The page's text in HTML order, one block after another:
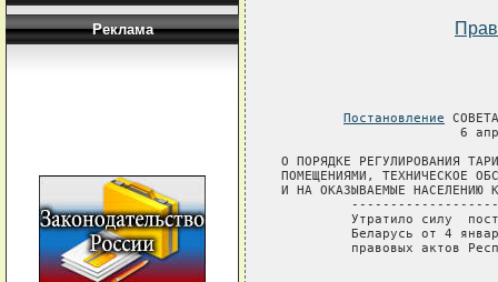
Реклама
Постановление
6
О ПОРЯДКЕ РЕГУЛИРОВАНИЯ
ПОМЕЩЕНИЯМИ, ТЕХНИЧЕСКОЕ
И НА ОКАЗЫВАЕМЫЕ НАСЕЛЕНИЮ
Утратило силу
Беларусь от 4
правовых актов